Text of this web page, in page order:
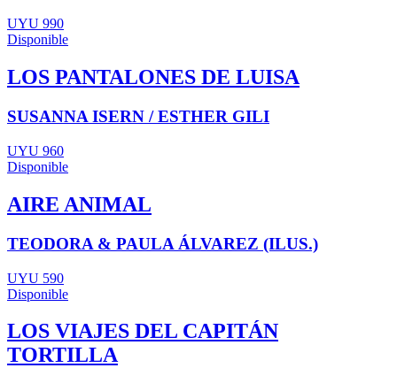
UYU 990
Disponible
LOS PANTALONES DE LUISA
SUSANNA ISERN / ESTHER GILI
UYU 960
Disponible
AIRE ANIMAL
TEODORA & PAULA ÁLVAREZ (ILUS.)
UYU 590
Disponible
LOS VIAJES DEL CAPITÁN
TORTILLA